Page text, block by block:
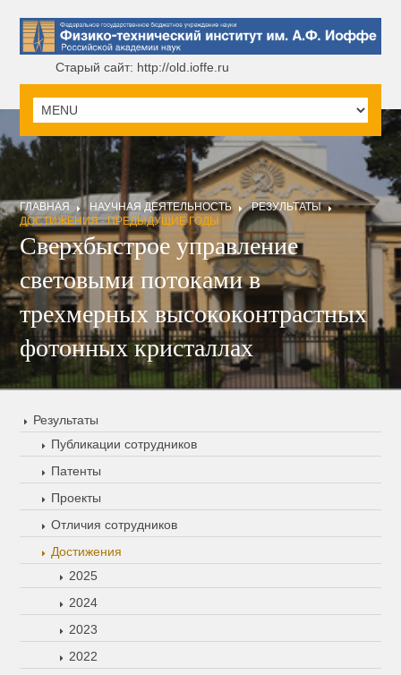
Старый сайт: http://old.ioffe.ru
ГЛАВНАЯ НАУЧНАЯ ДЕЯТЕЛЬНОСТЬ
РЕЗУЛЬТАТЫ
ДОСТИЖЕНИЯ - ПРЕДЫДУЩИЕ ГОДЫ
Сверхбыстрое управление
световыми потоками в
трехмерных высококонтрастных
фотонных кристаллах
Результаты
Публикации сотрудников
Патенты
Проекты
Отличия сотрудников
Достижения
2025
2024
2023
2022